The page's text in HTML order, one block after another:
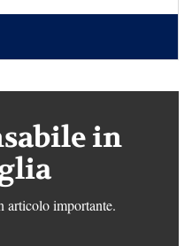
in
articolo importante.